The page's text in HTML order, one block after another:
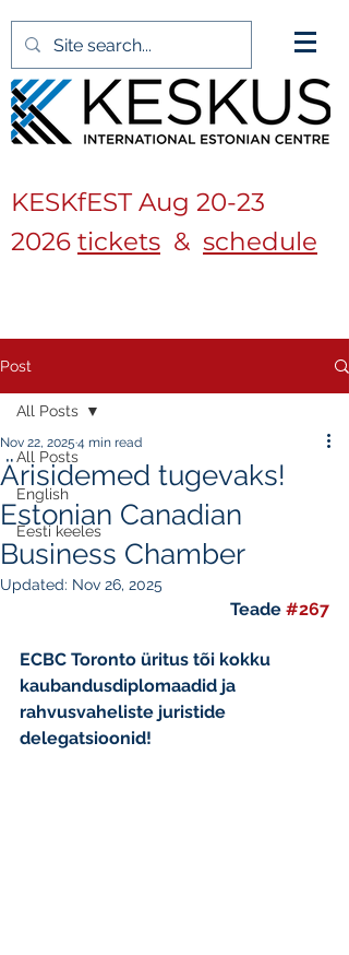
KESKfEST Aug 20-23
2026 tickets & schedule
Post
All Posts
English
Eesti keeles
All Posts
Ärisidemed tugevaks!
Estonian Canadian
Business Chamber
Nov 22, 2025 4 min read
Updated: Nov 26, 2025
Teade #267
ECBC Toronto üritus tõi kokku
kaubandusdiplomaadid ja
rahvusvaheliste juristide
delegatsioonid!